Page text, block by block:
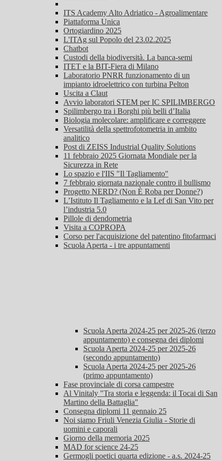
ITS Academy Alto Adriatico - Agroalimentare
Piattaforma Unica
Ortogiardino 2025
L'ITAg sul Popolo del 23.02.2025
Chatbot
Custodi della biodiversità. La banca-semi
ITET e la BIT-Fiera di Milano
Laboratorio PNRR funzionamento di un
impianto idroelettrico con turbina Pelton
Uscita a Claut
Avvio laboratori STEM per IC SPILIMBERGO
Spilimbergo tra i Borghi più belli d’Italia
Biologia molecolare: amplificare e correggere
Versatilità della spettrofotometria in ambito
analitico
Post di ZEISS Industrial Quality Solutions
11 febbraio 2025 Giornata Mondiale per la
Sicurezza in Rete
Lo spazio e l'IIS "Il Tagliamento"
7 febbraio giornata nazionale contro il bullismo
Progetto NERD? (Non È Roba per Donne?)
L’Istituto Il Tagliamento e la Lef di San Vito per
l’industria 5.0
Pillole di dendometria
Visita a COPROPA
Corso per l'acquisizione del patentino fitofarmaci
Scuola Aperta - i tre appuntamenti
Scuola Aperta 2024-25 per 2025-26 (terzo
appuntamento) e consegna dei diplomi
Scuola Aperta 2024-25 per 2025-26
(secondo appuntamento)
Scuola Aperta 2024-25 per 2025-26
(primo appuntamento)
Fase provinciale di corsa campestre
Al Vinitaly "Tra storia e leggenda: il Tocai di San
Martino della Battaglia"
Consegna diplomi 11 gennaio 25
Noi siamo Friuli Venezia Giulia - Storie di
uomini e caporali
Giorno della memoria 2025
MAD for science 24-25
Germogli poetici quarta edizione - a.s. 2024-25